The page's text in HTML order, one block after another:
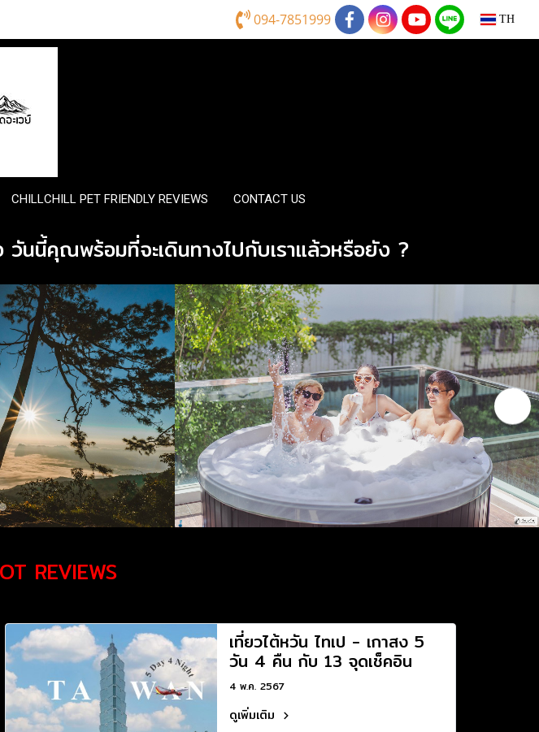
094-7851999 TH
CHILLCHILL PET FRIENDLY REVIEWS CONTACT US
วันนี้คุณพร้อมที่จะเดินทางไปกับเราแล้วหรือยัง ?
REVIEWS
เที่ยวไต้หวัน ไทเป - เกาสง 5
วัน 4 คืน กับ 13 จุดเช็คอิน
4 พ.ค. 2567
ดูเพิ่มเติม